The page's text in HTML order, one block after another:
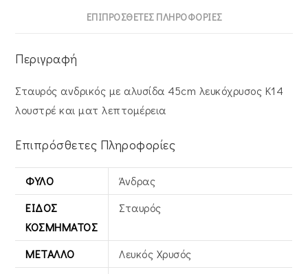
ΕΠΙΠΡΌΣΘΕΤΕΣ ΠΛΗΡΟΦΟΡΊΕΣ
Περιγραφή
Σταυρός ανδρικός με αλυσίδα 45cm λευκόχρυσος Κ14
λουστρέ και ματ λεπτομέρεια
Επιπρόσθετες Πληροφορίες
ΦΎΛΟ
Άνδρας
ΕΊΔΟΣ
ΚΟΣΜΉΜΑΤΟΣ
Σταυρός
ΜΈΤΑΛΛΟ
Λευκός Xρυσός